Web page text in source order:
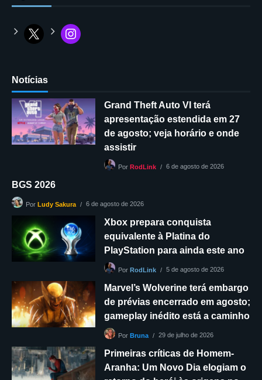
Notícias
Grand Theft Auto VI terá
apresentação estendida em 27
de agosto; veja horário e onde
assistir
Por RodLink 6 de agosto de 2026
BGS 2026
Por Ludy Sakura 6 de agosto de 2026
Xbox prepara conquista
equivalente à Platina do
PlayStation para ainda este ano
Por RodLink 5 de agosto de 2026
Marvel’s Wolverine terá embargo
de prévias encerrado em agosto;
gameplay inédito está a caminho
Por Bruna 29 de julho de 2026
Primeiras críticas de Homem-
Aranha: Um Novo Dia elogiam o